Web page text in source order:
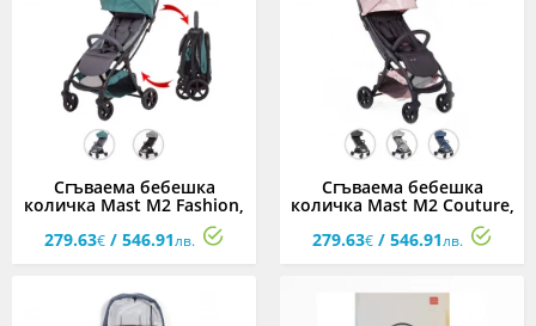
Сгъваема бебешка
количка Mast M2 Fashion,
279.63€ / 546.91лв.
Сгъваема бебешка
количка Mast M2 Couture,
279.63€ / 546.91лв.